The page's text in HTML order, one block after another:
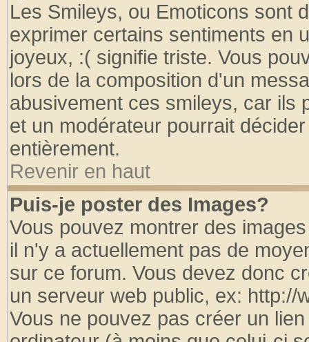
Les Smileys, ou Emoticons sont
exprimer certains sentiments en
joyeux, :( signifie triste. Vous
lors de la composition d'un
abusivement ces smileys, car ils
et un modérateur pourrait
entièrement.
Revenir en haut
Puis-je poster des Images?
Vous pouvez montrer des
il n'y a actuellement pas de
sur ce forum. Vous devez donc
un serveur web public, ex: http://
Vous ne pouvez pas créer un